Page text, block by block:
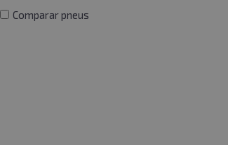
Comparar pneus